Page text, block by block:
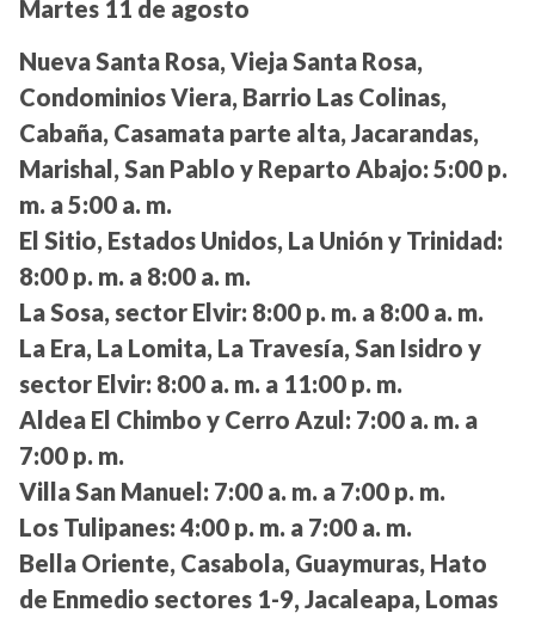
Martes 11 de agosto
Nueva Santa Rosa, Vieja Santa Rosa,
Condominios Viera, Barrio Las Colinas,
Cabaña, Casamata parte alta, Jacarandas,
Marishal, San Pablo y Reparto Abajo: 5:00 p.
m. a 5:00 a. m.
El Sitio, Estados Unidos, La Unión y Trinidad:
8:00 p. m. a 8:00 a. m.
La Sosa, sector Elvir: 8:00 p. m. a 8:00 a. m.
La Era, La Lomita, La Travesía, San Isidro y
sector Elvir: 8:00 a. m. a 11:00 p. m.
Aldea El Chimbo y Cerro Azul: 7:00 a. m. a
7:00 p. m.
Villa San Manuel: 7:00 a. m. a 7:00 p. m.
Los Tulipanes: 4:00 p. m. a 7:00 a. m.
Bella Oriente, Casabola, Guaymuras, Hato
de Enmedio sectores 1-9, Jacaleapa, Lomas